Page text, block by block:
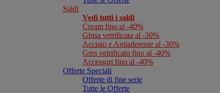
Saldi
Vedi tutti i saldi
Cream fino al -40%
Ghisa vetrificata al -30%
Acciaio e Antiaderente al -30%
Gres vetrificato fino al -40%
Accessori fino al -40%
Offerte Speciali
Offerte di fine serie
Tutte le Offerte